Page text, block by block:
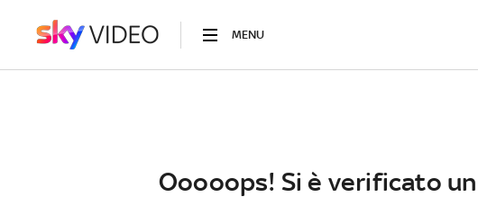
MENU
Ooooops! Si è verificato